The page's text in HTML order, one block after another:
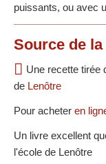
puissants, ou avec
Source de
Une recette tirée
de Lenôtre
Pour acheter en
Un livre excellent
l'école de Lenôtre